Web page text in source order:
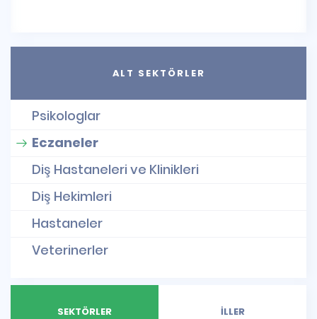
ALT SEKTÖRLER
Psikologlar
Eczaneler
Diş Hastaneleri ve Klinikleri
Diş Hekimleri
Hastaneler
Veterinerler
SEKTÖRLER İLLER